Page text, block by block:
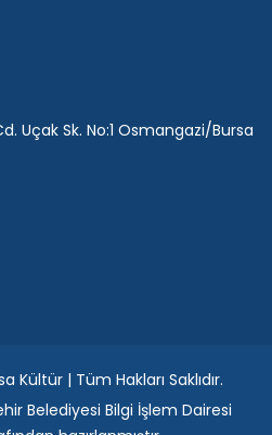
Uçak Sk. No:1 Osmangazi/Bursa
| Tüm Hakları Saklıdır.
Belediyesi Bilgi İşlem Dairesi